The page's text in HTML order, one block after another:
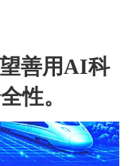
善用AI科
性。